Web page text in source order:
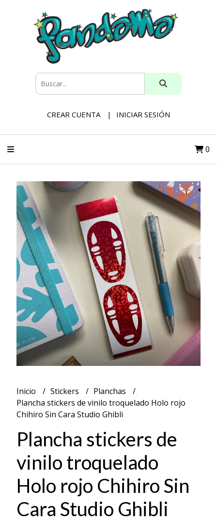
CREAR CUENTA INICIAR SESIÓN
0
Inicio Stickers
Planchas
Plancha stickers de vinilo troquelado Holo rojo
Chihiro Sin Cara Studio Ghibli
Plancha stickers de
vinilo troquelado
Holo rojo Chihiro Sin
Cara Studio Ghibli